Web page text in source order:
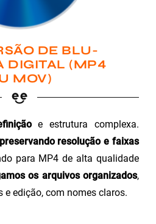
DE BLU-
DIGITAL (MP4
MOV)
e estrutura complexa.
resolução e faixas
para MP4 de alta qualidade
os arquivos organizados,
e edição, com nomes claros.